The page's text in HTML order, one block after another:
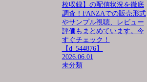
枚収録】の配信状況を徹底
調査！FANZAでの販売形式
やサンプル視聴、レビュー
評価もまとめています。今
すぐチェック！
【d_544876】
2026.06.01
未分類